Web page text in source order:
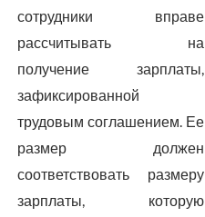
сотрудники вправе
рассчитывать на
получение зарплаты,
зафиксированной
трудовым соглашением. Ее
размер должен
соответствовать размеру
зарплаты, которую